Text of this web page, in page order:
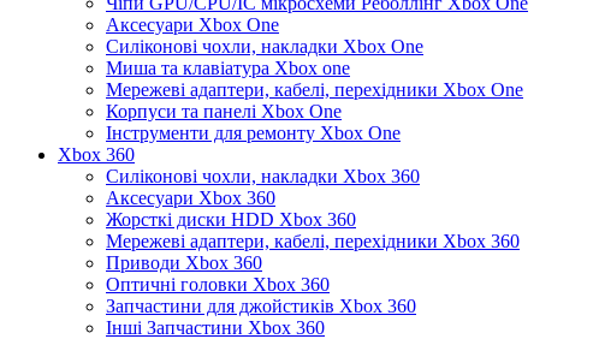
Аксесуари Xbox One
Силіконові чохли, накладки Xbox One
Миша та клавіатура Xbox one
Мережеві адаптери, кабелі, перехідники Xbox One
Корпуси та панелі Xbox One
Інструменти для ремонту Xbox One
Xbox 360
Силіконові чохли, накладки Xbox 360
Аксесуари Xbox 360
Жорсткі диски HDD Xbox 360
Мережеві адаптери, кабелі, перехідники Xbox 360
Приводи Xbox 360
Оптичні головки Xbox 360
Запчастини для джойстиків Xbox 360
Інші Запчастини Xbox 360